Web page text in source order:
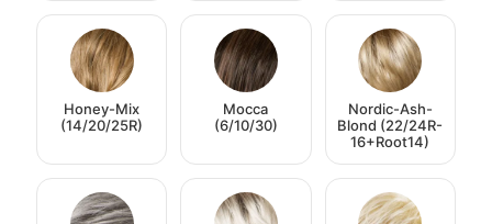
Honey-Mix
(14/20/25R)
Mocca
(6/10/30)
Nordic-Ash-
Blond (22/24R-
16+Root14)